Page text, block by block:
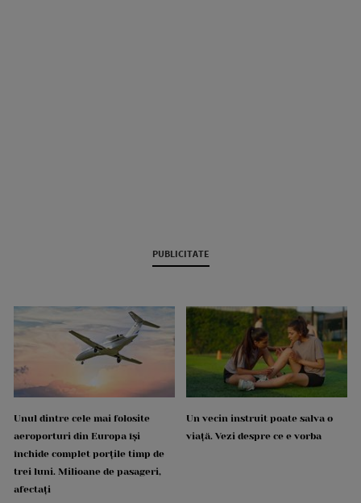
PUBLICITATE
Unul dintre cele mai folosite
aeroporturi din Europa își
închide complet porțile timp de
trei luni. Milioane de pasageri,
afectați
Un vecin instruit poate salva o
viață. Vezi despre ce e vorba